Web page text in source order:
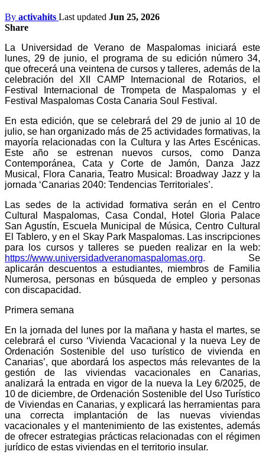
By activahits Last updated Jun 25, 2026
Share
La Universidad de Verano de Maspalomas iniciará este
lunes, 29 de junio, el programa de su edición número 34,
que ofrecerá una veintena de cursos y talleres, además de la
celebración del XII CAMP Internacional de Rotarios, el
Festival Internacional de Trompeta de Maspalomas y el
Festival Maspalomas Costa Canaria Soul Festival.
En esta edición, que se celebrará del 29 de junio al 10 de
julio, se han organizado más de 25 actividades formativas, la
mayoría relacionadas con la Cultura y las Artes Escénicas.
Este año se estrenan nuevos cursos, como
Danza
Contemporánea, Cata y Corte de Jamón, Danza Jazz
Musical, Flora Canaria, Teatro Musical: Broadway Jazz y la
jornada ‘Canarias 2040: Tendencias Territoriales’.
Las sedes de la actividad formativa serán en el Centro
Cultural Maspalomas, Casa Condal, Hotel Gloria Palace
San Agustín, Escuela Municipal de Música, Centro Cultural
El Tablero, y en el Skay Park Maspalomas. Las inscripciones
para los cursos y talleres se pueden realizar en la web:
https://www.universidadveranomaspalomas.org. Se
aplicarán descuentos a estudiantes, miembros de Familia
Numerosa, personas en búsqueda de empleo y personas
con discapacidad.
Primera semana
En la jornada del lunes por la mañana y hasta el martes, se
celebrará el curso ‘Vivienda Vacacional y la nueva Ley de
Ordenación Sostenible del uso turístico de vivienda en
Canarias’, que abordará los aspectos más relevantes de la
gestión de las viviendas vacacionales en Canarias,
analizará la entrada en vigor de la nueva la Ley 6/2025, de
10 de diciembre, de Ordenación Sostenible del Uso Turístico
de Viviendas en Canarias, y explicará las herramientas para
una correcta implantación de las nuevas viviendas
vacacionales y el mantenimiento de las existentes, además
de ofrecer estrategias prácticas relacionadas con el régimen
jurídico de estas viviendas en el territorio insular.